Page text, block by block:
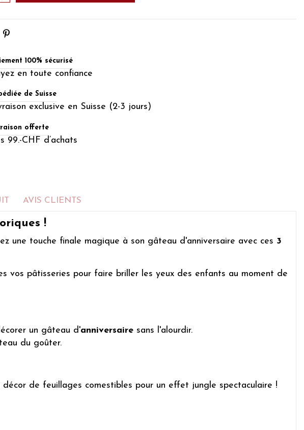
100% sécurisé
en toute confiance
de Suisse
exclusive en Suisse (2-3 jours)
offerte
99.-CHF d’achats
AVIS CLIENTS
!
une touche finale magique à son gâteau d'anniversaire avec ces 3
vos pâtisseries pour faire briller les yeux des enfants au moment de
un gâteau d'anniversaire sans l'alourdir.
du goûter.
de feuillages comestibles pour un effet jungle spectaculaire !